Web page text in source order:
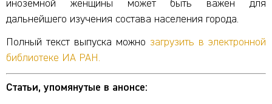
иноземной женщины может быть важен для
дальнейшего изучения состава населения города.
Полный текст выпуска можно загрузить в электронной
библиотеке ИА РАН.
Статьи, упомянутые в анонсе: